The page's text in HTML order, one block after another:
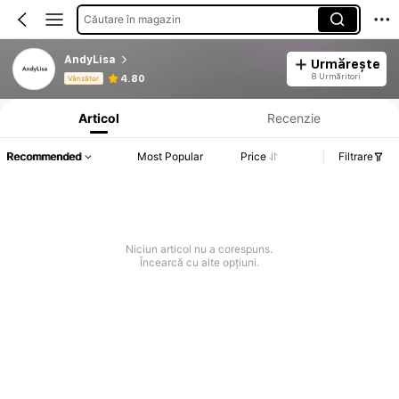
Căutare în magazin
AndyLisa
Vânzător 4.80
Urmărește
8 Urmăritori
Informații despre produs: Divulgarea prețului, detalii privind vânzările și stocul.
Articol Recenzie
Recommended Most Popular Price Filtrare
Niciun articol nu a corespuns.
Încearcă cu alte opțiuni.